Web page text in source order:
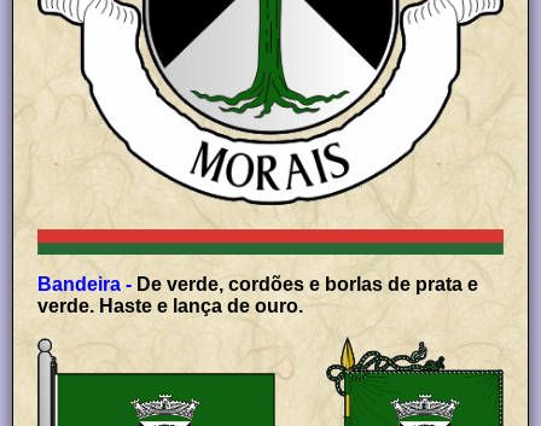
Bandeira - De verde, cordões e borlas de prata e
verde. Haste e lança de ouro.